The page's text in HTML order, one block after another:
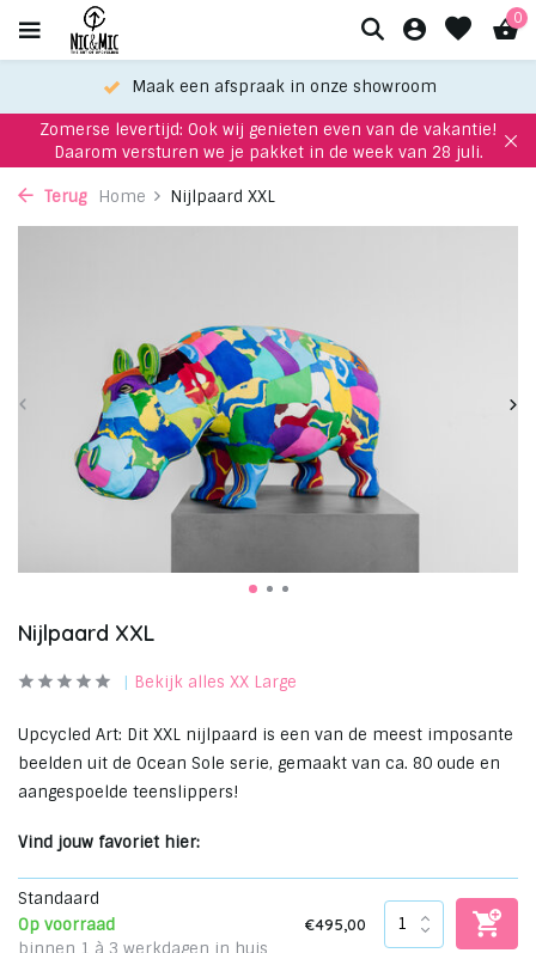
0
Maak een afspraak in onze showroom
Zomerse levertijd: Ook wij genieten even van de vakantie!
Daarom versturen we je pakket in de week van 28 juli.
Terug Home Nijlpaard XXL
Nijlpaard XXL
Bekijk alles XX Large
Upcycled Art: Dit XXL nijlpaard is een van de meest imposante
beelden uit de Ocean Sole serie, gemaakt van ca. 80 oude en
aangespoelde teenslippers!
Vind jouw favoriet hier:
Standaard
Op voorraad
binnen 1 à 3 werkdagen in huis
€495,00